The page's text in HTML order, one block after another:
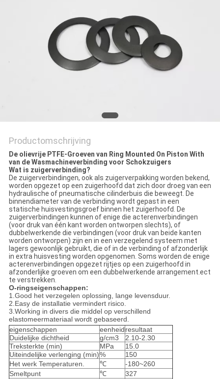
Productomschrijving
De olievrije PTFE-Groeven van Ring Mounted On Piston With
van de Wasmachineverbinding voor Schokzuigers
Wat is zuigerverbinding?
De zuigerverbindingen, ook als zuigerverpakking worden bekend,
worden opgezet op een zuigerhoofd dat zich door droeg van een
hydraulische of pneumatische cilinderbuis die beweegt. De
binnendiameter van de verbinding wordt gepast in een
statische huisvestingsgroef binnen het zuigerhoofd. De
zuigerverbindingen kunnen of enige die acterenverbindingen
(voor druk van één kant worden ontworpen slechts), of
dubbelwerkende die verbindingen (voor druk van beide kanten
worden ontworpen) zijn en in een verzegelend systeem met
lagers gewoonlijk gebruikt, die of in de verbinding of afzonderlijk
in extra huisvesting worden opgenomen. Soms worden de enige
acterenverbindingen opgezet rijtjes op een zuigerhoofd in
afzonderlijke groeven om een dubbelwerkende arrangement.ect
te verstrekken.
O-ringseigenschappen:
1.Good het verzegelen oplossing, lange levensduur.
2.Easy de installatie vermindert risico.
3.Working in divers die middel op verschillend
elastomeermateriaal wordt gebaseerd.
eigenschappen
eenheidresultaat
Duidelijke dichtheid
g/cm3
2.10-2.30
Treksterkte (min)
MPa
15.0
Uiteindelijke verlenging (min)%
150
Het werk Temperaturen.
℃
-180~260
Smeltpunt
℃
327